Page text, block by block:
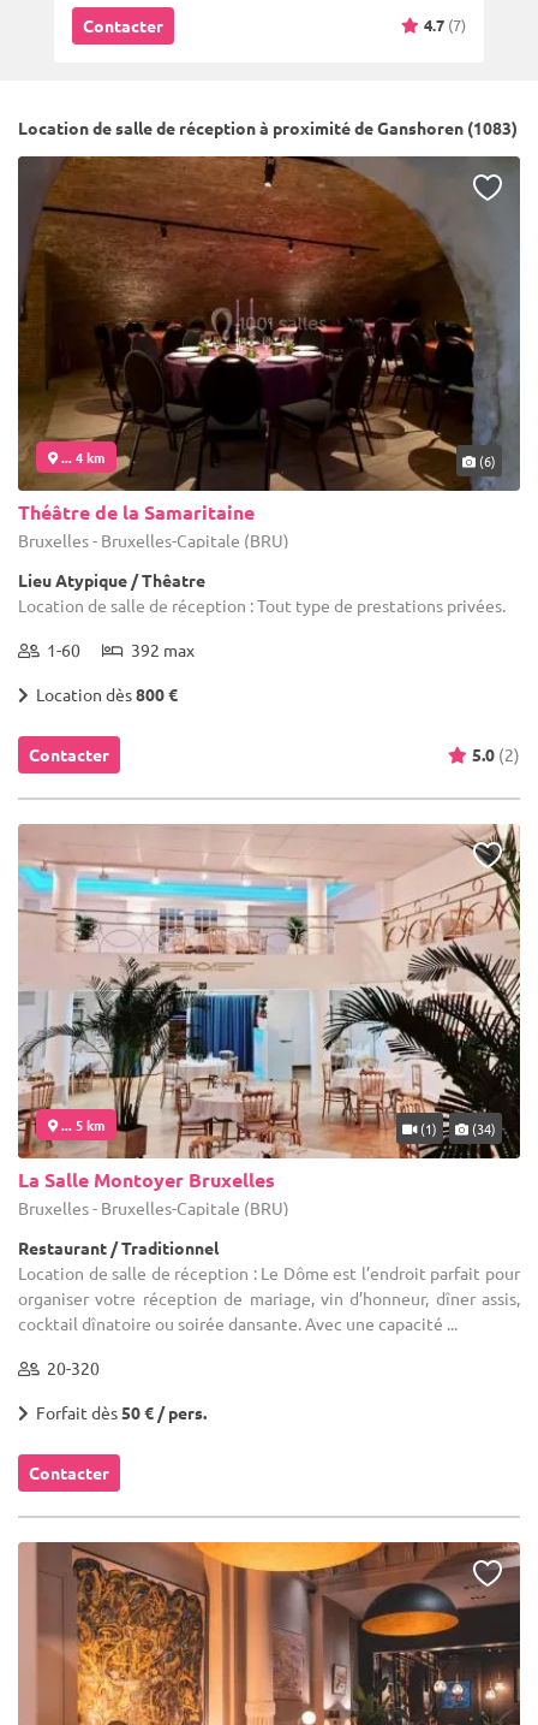
Contacter 4.7 (7)
Location de salle de réception à proximité de Ganshoren (1083)
... 4 km (6)
Théâtre de la Samaritaine
Bruxelles - Bruxelles-Capitale (BRU)
Lieu Atypique / Thêatre
Location de salle de réception : Tout type de prestations privées.
1-60 392 max
Location dès800 €
Contacter 5.0 (2)
... 5 km (1) (34)
La Salle Montoyer Bruxelles
Bruxelles - Bruxelles-Capitale (BRU)
Restaurant / Traditionnel
Location de salle de réception : Le Dôme est l’endroit parfait pour
organiser votre réception de mariage, vin d’honneur, dîner assis,
cocktail dînatoire ou soirée dansante. Avec une capacité ...
20-320
Forfait dès50 € / pers.
Contacter